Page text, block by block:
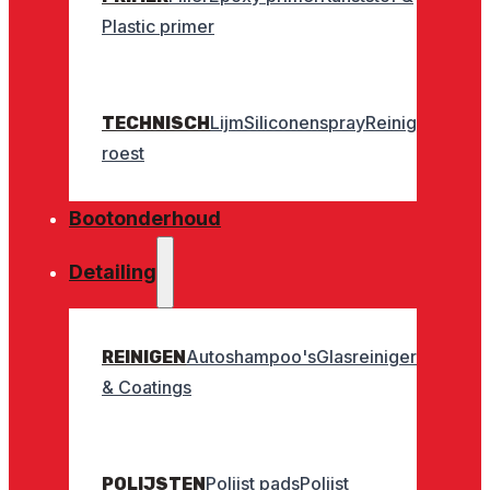
Plastic primer
TECHNISCHLijmSiliconensprayReinigers
roest
Bootonderhoud
Detailing
REINIGENAutoshampoo'sGlasreinigers
& Coatings
POLIJSTENPolijst padsPolijst